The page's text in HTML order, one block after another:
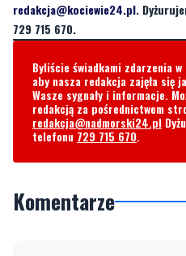
redakcja@kociewie24.pl.
729 715 670.
Byliście świadkami zdarzenia
aby nasza redakcja zajęła się
Wasze sygnały i informacje.
redakcją za pośrednictwem
redakcja@nadmorski24.pl
telefonu 729 715 670.
Komentarze